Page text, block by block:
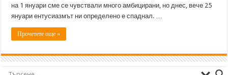
на 1 януари сме се чувствали много амбицирани, но днес, вече 25
януари ентусиазмът ни определено е спаднал. …
Прочетете още »